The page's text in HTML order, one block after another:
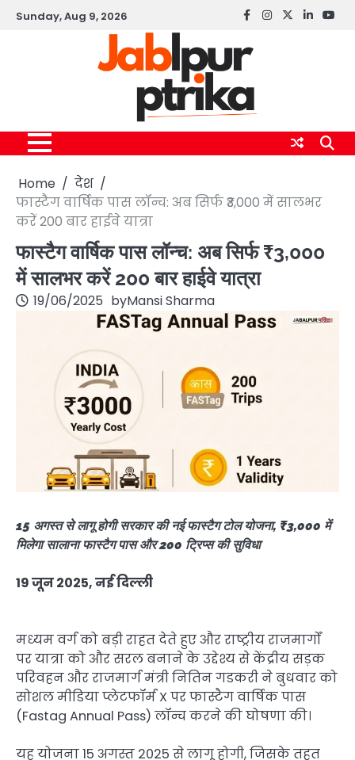
SkipSunday, Aug 9, 2026 Facebook
instagram
twitterlinkedin
Home
देश
फास्टैग वार्षिक पास लॉन्च: अब सिर्फ ₹3,000 में सालभर
करें 200 बार हाईवे यात्रा
फास्टैग वार्षिक पास लॉन्च: अब सिर्फ ₹3,000
में सालभर करें 200 बार हाईवे यात्रा
19/06/2025 byMansi Sharma
15 अगस्त से लागू होगी सरकार की नई फास्टैग टोल योजना, ₹3,000 में
मिलेगा सालाना फास्टैग पास और 200 ट्रिप्स की सुविधा
19 जून 2025, नई दिल्ली
मध्यम वर्ग को बड़ी राहत देते हुए और राष्ट्रीय राजमार्गों
पर यात्रा को और सरल बनाने के उद्देश्य से केंद्रीय सड़क
परिवहन और राजमार्ग मंत्री नितिन गडकरी ने बुधवार को
सोशल मीडिया प्लेटफॉर्म X पर फास्टैग वार्षिक पास
(Fastag Annual Pass) लॉन्च करने की घोषणा की।
यह योजना 15 अगस्त 2025 से लागू होगी, जिसके तहत